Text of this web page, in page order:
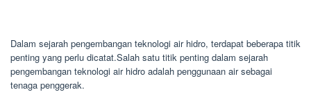
Dalam sejarah pengembangan teknologi air hidro, terdapat beberapa titik
penting yang perlu dicatat.Salah satu titik penting dalam sejarah
pengembangan teknologi air hidro adalah penggunaan air sebagai
tenaga penggerak.